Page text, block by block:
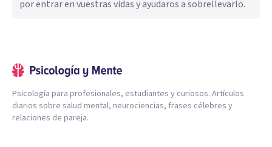
por entrar en vuestras vidas y ayudaros a sobrellevarlo.
Psicología para profesionales, estudiantes y curiosos. Artículos
diarios sobre salud mental, neurociencias, frases célebres y
relaciones de pareja.